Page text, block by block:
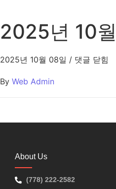
2025년 10
2025년 10월 08일 / 댓글 닫힘
By Web Admin
About Us
(778) 222-2582